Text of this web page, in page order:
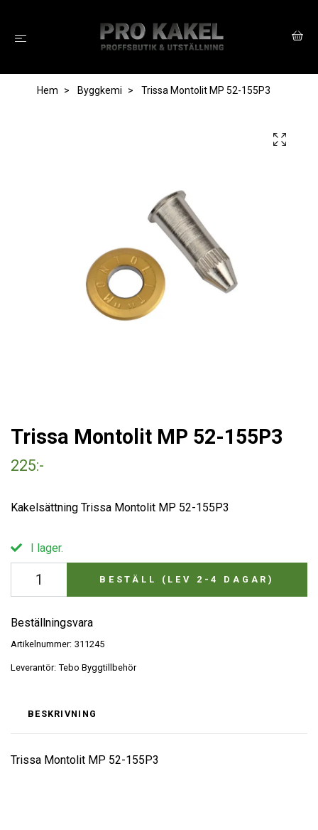
Hem Byggkemi Trissa Montolit MP 52-155P3
Trissa Montolit MP 52-155P3
225:-
Kakelsättning Trissa Montolit MP 52-155P3
I lager.
BESTÄLL (LEV 2-4 DAGAR)
Beställningsvara
Artikelnummer: 311245
Leverantör: Tebo Byggtillbehör
BESKRIVNING
Trissa Montolit MP 52-155P3